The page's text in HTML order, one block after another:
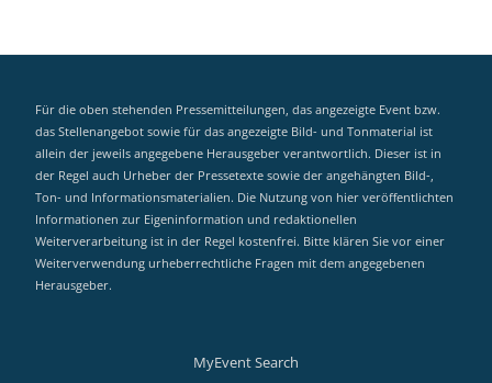
Für die oben stehenden Pressemitteilungen, das angezeigte Event bzw.
das Stellenangebot sowie für das angezeigte Bild- und Tonmaterial ist
allein der jeweils angegebene Herausgeber verantwortlich. Dieser ist in
der Regel auch Urheber der Pressetexte sowie der angehängten Bild-,
Ton- und Informationsmaterialien. Die Nutzung von hier veröffentlichten
Informationen zur Eigeninformation und redaktionellen
Weiterverarbeitung ist in der Regel kostenfrei. Bitte klären Sie vor einer
Weiterverwendung urheberrechtliche Fragen mit dem angegebenen
Herausgeber.
MyEvent Search